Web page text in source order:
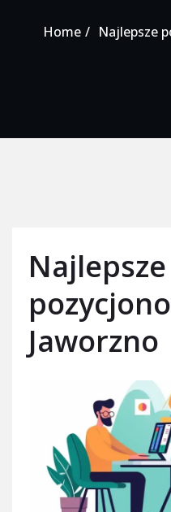
Home Najlepsze
Najlepsze
Jaworzno